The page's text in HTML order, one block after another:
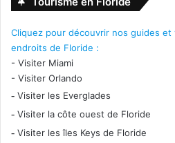
Cliquez pour découvrir nos guides
endroits de Floride :
- Visiter Miami
- Visiter Orlando
- Visiter les Everglades
- Visiter la côte ouest de Floride
- Visiter les îles Keys de Floride